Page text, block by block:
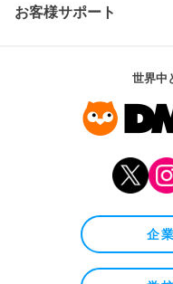
お客様サポート
世界中
企